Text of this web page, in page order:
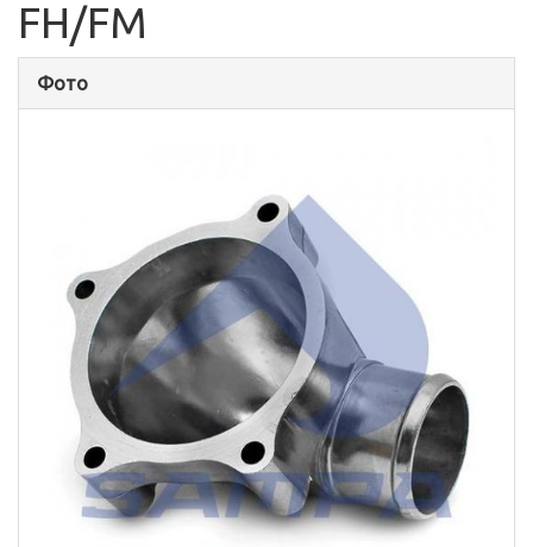
FH/FM
Фото